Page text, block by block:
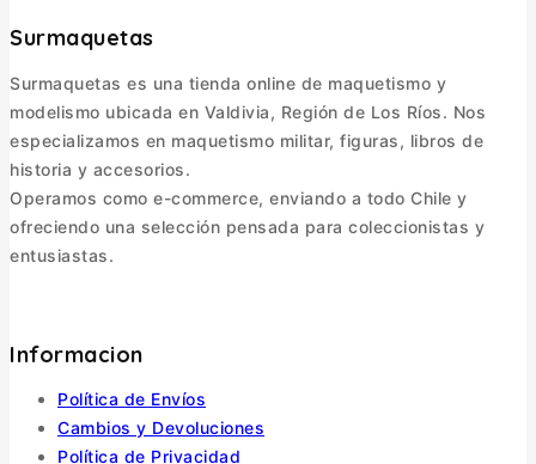
Surmaquetas
Surmaquetas es una tienda online de maquetismo y
modelismo ubicada en Valdivia, Región de Los Ríos. Nos
especializamos en maquetismo militar, figuras, libros de
historia y accesorios.
Operamos como e-commerce, enviando a todo Chile y
ofreciendo una selección pensada para coleccionistas y
entusiastas.
Informacion
Política de Envíos
Cambios y Devoluciones
Política de Privacidad